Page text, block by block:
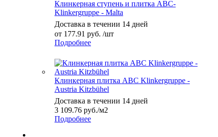
Клинкерная ступень и плитка ABC-
Klinkergruppe - Malta
Доставка в течении 14 дней
от 177.91 руб. /шт
Подробнее
Клинкерная плитка ABC Klinkergruppe -
Austria Kitzbühel
Доставка в течении 14 дней
3 109.76 руб./м2
Подробнее